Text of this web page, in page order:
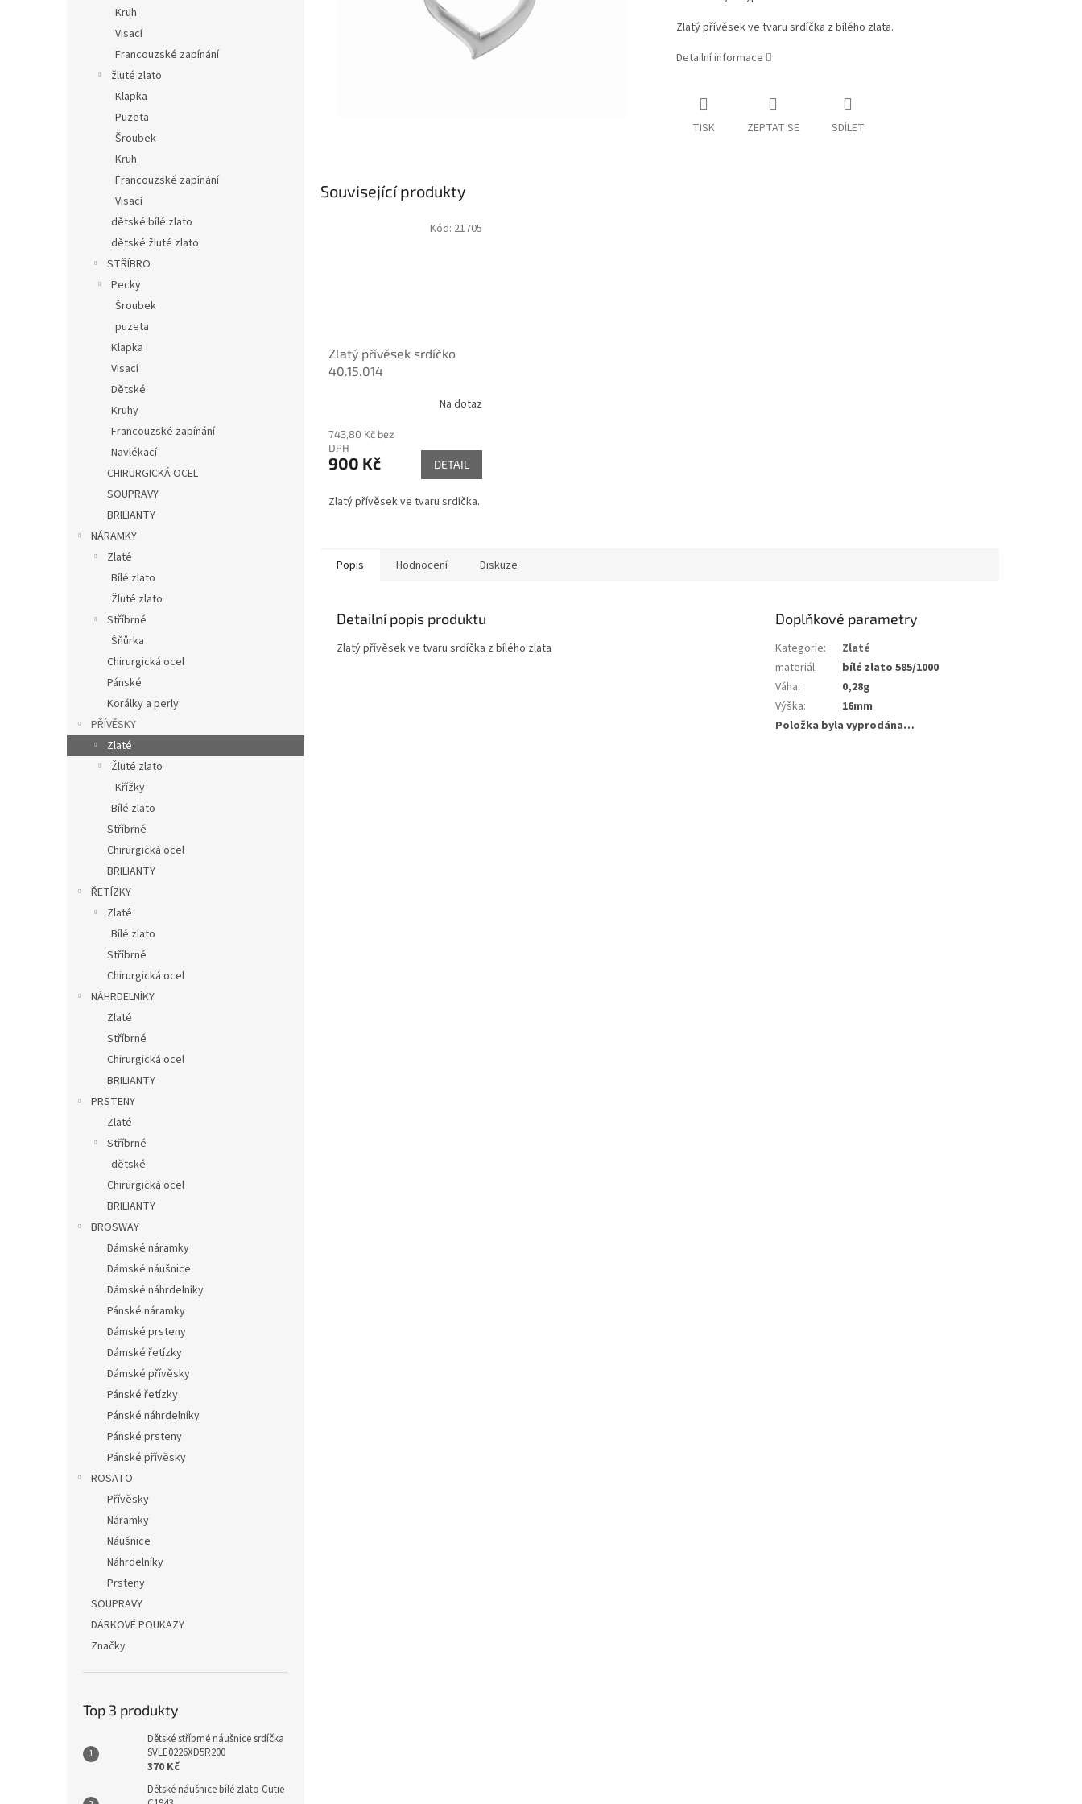
Kruh
Visací
Francouzské zapínání
žluté zlato
Klapka
Puzeta
Šroubek
Kruh
Francouzské zapínání
Visací
dětské bílé zlato
dětské žluté zlato
STŘÍBRO
Pecky
Šroubek
puzeta
Klapka
Visací
Dětské
Kruhy
Francouzské zapínání
Navlékací
CHIRURGICKÁ OCEL
SOUPRAVY
BRILIANTY
NÁRAMKY
Zlaté
Bílé zlato
Žluté zlato
Stříbrné
Šňůrka
Chirurgická ocel
Pánské
Korálky a perly
PŘÍVĚSKY
Zlaté
Žluté zlato
Křížky
Bílé zlato
Stříbrné
Chirurgická ocel
BRILIANTY
ŘETÍZKY
Zlaté
Bílé zlato
Stříbrné
Chirurgická ocel
NÁHRDELNÍKY
Zlaté
Stříbrné
Chirurgická ocel
BRILIANTY
PRSTENY
Zlaté
Stříbrné
dětské
Chirurgická ocel
BRILIANTY
BROSWAY
Dámské náramky
Dámské náušnice
Dámské náhrdelníky
Pánské náramky
Dámské prsteny
Dámské řetízky
Dámské přívěsky
Pánské řetízky
Pánské náhrdelníky
Pánské prsteny
Pánské přívěsky
ROSATO
Přívěsky
Náramky
Náušnice
Náhrdelníky
Prsteny
SOUPRAVY
DÁRKOVÉ POUKAZY
Značky
Top 3 produkty
Dětské stříbrné náušnice srdíčka
SVLE0226XD5R200
370 Kč
Dětské náušnice bílé zlato Cutie
Zlatý přívěsek ve tvaru srdíčka z bílého zlata.
Detailní informace
TISK ZEPTAT SE SDÍLET
Související produkty
Zlatý přívěsek srdíčko
40.15.014
Na dotaz
743,80 Kč bez
DPH
900 Kč DETAIL
Zlatý přívěsek ve tvaru srdíčka.
Kód: 21705
Popis Hodnocení Diskuze
Detailní popis produktu
Zlatý přívěsek ve tvaru srdíčka z bílého zlata
Doplňkové parametry
Kategorie:
Zlaté
materiál:
bílé zlato 585/1000
Váha:
0,28g
Výška:
16mm
Položka byla vyprodána…